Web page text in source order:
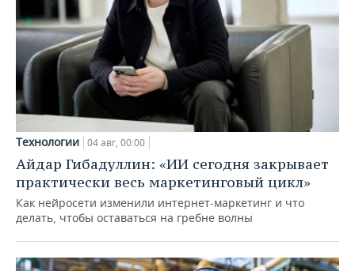
Технологии 04 авг, 00:00
Айдар Гибадуллин: «ИИ сегодня закрывает
практически весь маркетинговый цикл»
Как нейросети изменили интернет-маркетинг и что
делать, чтобы оставаться на гребне волны